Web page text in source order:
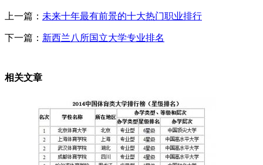
上一篇： 未来十年最有前景的十大热门职业排行
下一篇： 新西兰八所国立大学专业排名
相关文章